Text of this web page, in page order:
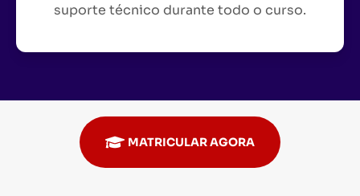
suporte técnico durante todo o curso.
MATRICULAR AGORA